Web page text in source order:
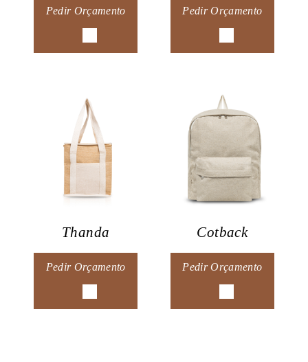
Pedir Orçamento Pedir Orçamento
Thanda
Pedir Orçamento
Cotback
Pedir Orçamento